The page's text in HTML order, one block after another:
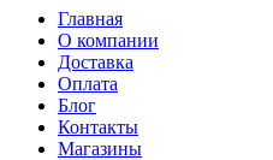
Главная
О компании
Доставка
Оплата
Блог
Контакты
Магазины